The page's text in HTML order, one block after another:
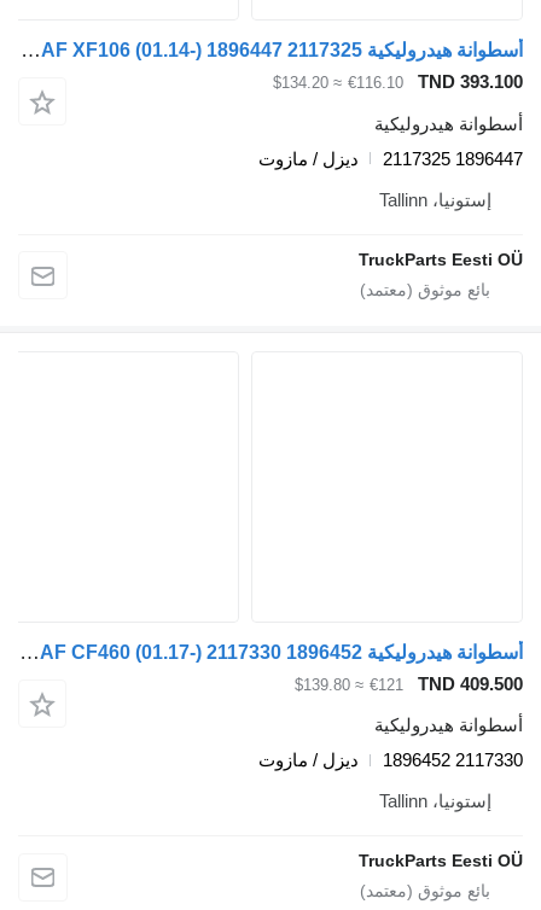
أسطوانة هيدروليكية DAF XF106 (01.14-) 1896447 2117325 لـ السيارات القاطرة DAF XF106 (2014-)
TND
€116.10
≈ $134.20
هيدروليكية
1896447
ديزل / مازوت
إستونيا، Tallinn
TruckParts Eesti
أسطوانة هيدروليكية DAF CF460 (01.17-) 2117330 1896452 لـ السيارات القاطرة DAF CF450, CF460 (2017-)
TND
€121
≈ $139.80
هيدروليكية
2117330
ديزل / مازوت
إستونيا، Tallinn
TruckParts Eesti